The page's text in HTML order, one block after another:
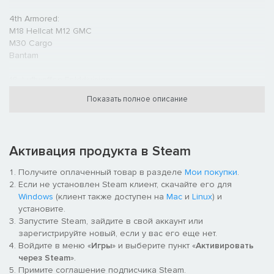
4th Armored:
M18 Hellcat M12 GMC
M30 Cargo
Bantam
UE 630(f)
1st Special Service Brigade:
Hellcat I Wildcat V
Morris LRC
Seafire L.III
Commando Kiefer
Royal Marines Commando
Seafire F.III
6 Commando
Показать полное описание
Активация продукта в Steam
Получите оплаченный товар в разделе Мои покупки.
Если не установлен Steam клиент, скачайте его для
Windows (клиент также доступен на Mac и Linux) и
установите.
Запустите Steam, зайдите в свой аккаунт или
зарегистрируйте новый, если у вас его еще нет.
Войдите в меню «Игры» и выберите пункт «Активировать
через Steam».
Примите соглашение подписчика Steam.